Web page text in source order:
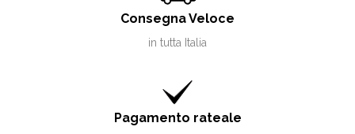
Consegna Veloce
in tutta Italia
Pagamento rateale